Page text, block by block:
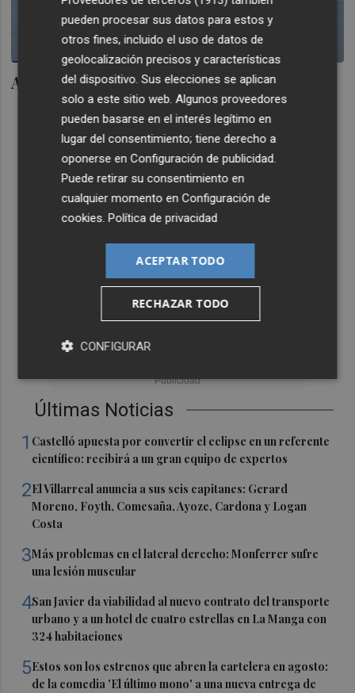
Abengoa llama a Wall Street
Últimas Noticias
1 Castelló apuesta por convertir el eclipse en un referente
científico: recibirá a un gran equipo de expertos
2El Villarreal anuncia a sus seis capitanes: Gerard
Moreno, Foyth, Comesaña, Ayoze, Cardona y Logan
Costa
3Más problemas en el lateral derecho: Monferrer sufre
una lesión muscular
4San Javier da viabilidad al nuevo contrato del transporte
urbano y a un hotel de cuatro estrellas en La Manga con
324 habitaciones
5Estos son los estrenos que abren la cartelera en agosto:
de la comedia 'El último mono' a una nueva entrega de
pueden procesar sus datos para estos y
otros fines, incluido el uso de datos de
geolocalización precisos y características
del dispositivo. Sus elecciones se aplican
solo a este sitio web. Algunos proveedores
pueden basarse en el interés legítimo en
lugar del consentimiento; tiene derecho a
oponerse enConfiguración de publicidad
Puede retirar su consentimiento en
cualquier momento enConfiguración de
cookies .Política de privacidad
ACEPTAR TODO
RECHAZAR TODO
CONFIGURAR